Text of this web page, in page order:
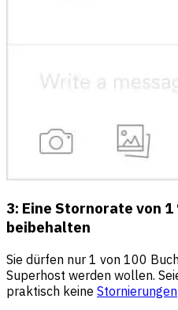
3: Eine Stornorate von
beibehalten
Sie dürfen nur 1 von 100
Superhost werden wollen.
praktisch keine Stornierungen